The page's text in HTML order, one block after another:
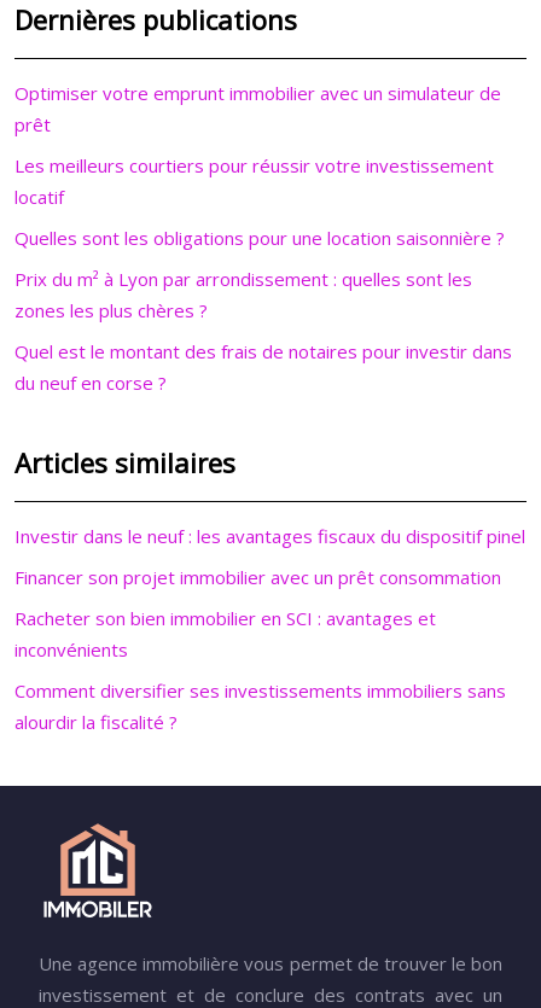
Dernières publications
Optimiser votre emprunt immobilier avec un simulateur de
prêt
Les meilleurs courtiers pour réussir votre investissement
locatif
Quelles sont les obligations pour une location saisonnière ?
Prix du m² à Lyon par arrondissement : quelles sont les
zones les plus chères ?
Quel est le montant des frais de notaires pour investir dans
du neuf en corse ?
Articles similaires
Investir dans le neuf : les avantages fiscaux du dispositif pinel
Financer son projet immobilier avec un prêt consommation
Racheter son bien immobilier en SCI : avantages et
inconvénients
Comment diversifier ses investissements immobiliers sans
alourdir la fiscalité ?
Une agence immobilière vous permet de trouver le bon
investissement et de conclure des contrats avec un